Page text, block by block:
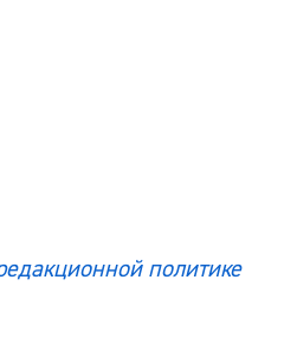
политике